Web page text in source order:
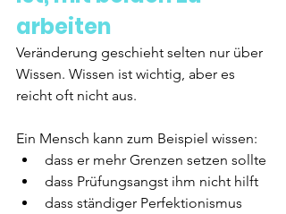
arbeiten
Veränderung geschieht selten nur über
Wissen. Wissen ist wichtig, aber es
reicht oft nicht aus.
Ein Mensch kann zum Beispiel wissen:
dass er mehr Grenzen setzen sollte
dass Prüfungsangst ihm nicht hilft
dass ständiger Perfektionismus